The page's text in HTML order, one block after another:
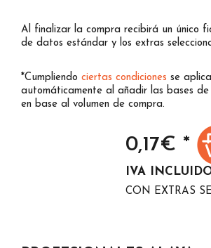
Al finalizar la compra recibirá un único
de datos estándar y los extras
*Cumpliendo ciertas condiciones se
automáticamente al añadir las bases
en base al volumen de compra.
0,17€ *
IVA
CON EXTRAS